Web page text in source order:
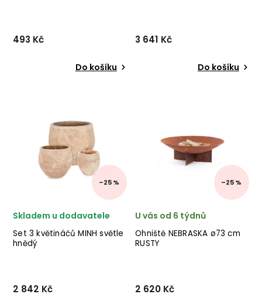
493 Kč
Do košíku
epoxidové práškové oceli a
polyetylenu s ratanovým
efektem. ✅ krásný náb...
3 641 Kč
Do košíku
jílu v šedé barvě. ✅ krásný
nábytek ✅ kvalitní
materiály...
–25 %
Set 3 květináčů MINH světle
hnědý
Skladem u dodavatele
2 842 Kč
–25 %
Ohniště NEBRASKA ø73 cm
RUSTY
U vás od 6 týdnů
2 620 Kč